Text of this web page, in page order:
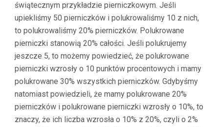
świątecznym przykładzie pierniczkowym. Jeśli
upiekliśmy 50 pierniczków i polukrowaliśmy 10 z nich,
to polukrowaliśmy 20% pierniczków. Polukrowane
pierniczki stanowią 20% całości. Jeśli polukrujemy
jeszcze 5, to możemy powiedzieć, że polukrowane
pierniczki wzrosły o 10 punktów procentowych i mamy
polukrowane 30% wszystkich pierniczków. Gdybyśmy
natomiast powiedzieli, że mamy polukrowane 20%
pierniczków i polukrowane pierniczki wzrosły o 10%, to
znaczy, że ich liczba wzrosła o 10% z 20%, czyli o 2%